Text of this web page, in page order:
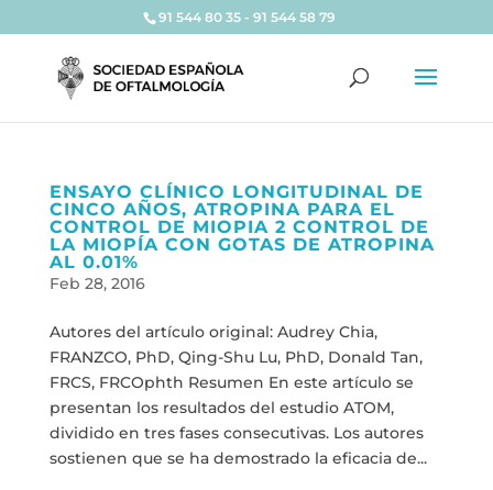
91 544 80 35 - 91 544 58 79
ENSAYO CLÍNICO LONGITUDINAL DE
CINCO AÑOS, ATROPINA PARA EL
CONTROL DE MIOPIA 2 CONTROL DE
LA MIOPÍA CON GOTAS DE ATROPINA
AL 0.01%
Feb 28, 2016
Autores del artículo original: Audrey Chia,
FRANZCO, PhD, Qing-Shu Lu, PhD, Donald Tan,
FRCS, FRCOphth Resumen En este artículo se
presentan los resultados del estudio ATOM,
dividido en tres fases consecutivas. Los autores
sostienen que se ha demostrado la eficacia de...